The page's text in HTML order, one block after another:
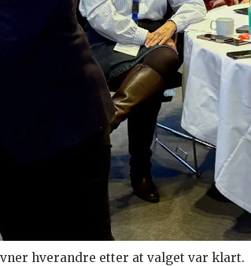
hverandre etter at valget var klart.